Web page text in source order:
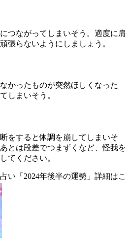
つながってしまいそう。適度に肩
張らないようにしましょう。
かったものが突然ほしくなった
しまいそう。
をすると体調を崩してしまいそ
とは段差でつまずくなど、怪我を
てください。
い「2024年後半の運勢」詳細はこ